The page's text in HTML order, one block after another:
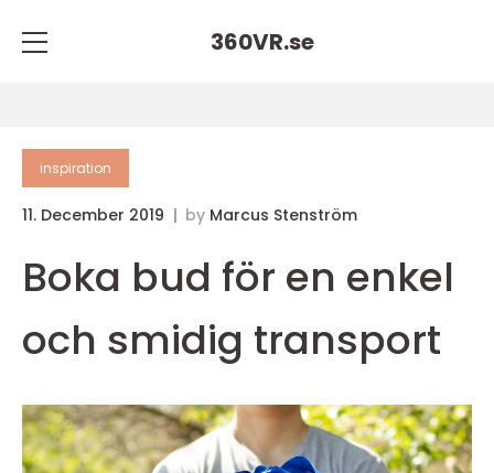
360VR.se
inspiration
11. December 2019 by Marcus Stenström
Boka bud för en enkel
och smidig transport